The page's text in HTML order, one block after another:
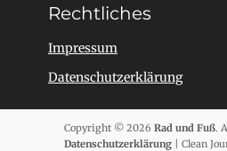
Rechtliches
Impressum
Datenschutzerklärung
Copyright © 2026 Rad und Fuß.
Datenschutzerklärung | Clean